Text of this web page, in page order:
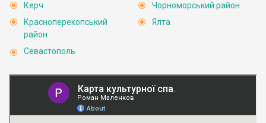
Керч
Красноперекопський
район
Севастополь
Чорноморський район
Ялта